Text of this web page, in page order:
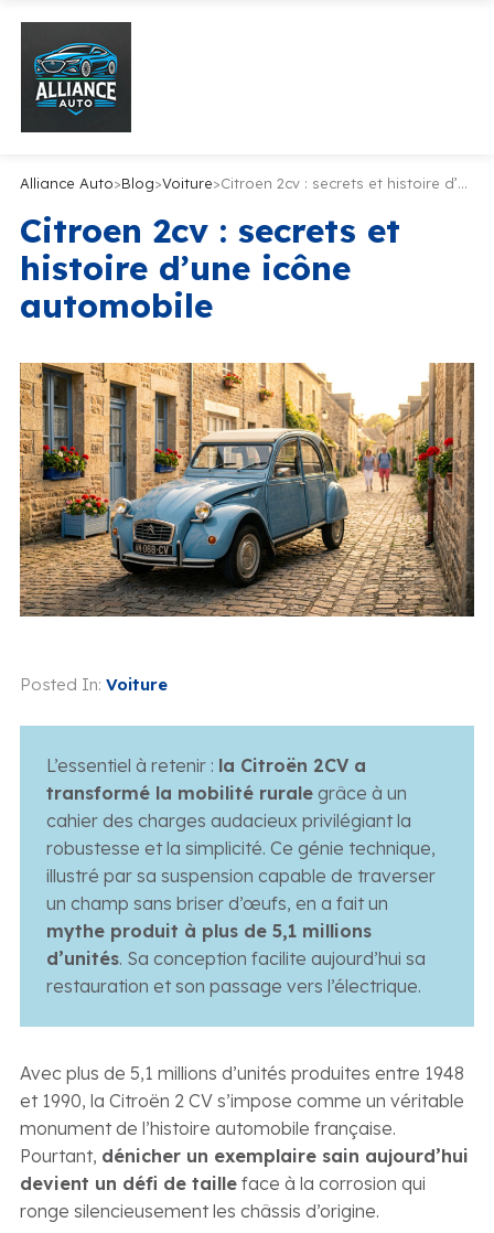
Alliance Auto>Blog>Voiture> Citroen 2cv : secrets et histoire d’une icône automobile
Citroen 2cv : secrets et
histoire d’une icône
automobile
Posted In: Voiture
L’essentiel à retenir : la Citroën 2CV a
transformé la mobilité ruralegrâce à un
cahier des charges audacieux privilégiant la
robustesse et la simplicité. Ce génie technique,
illustré par sa suspension capable de traverser
un champ sans briser d’œufs, en a fait un
mythe produit à plus de 5,1 millions
d’unités. Sa conception facilite aujourd’hui sa
restauration et son passage vers l’électrique.
Avec plus de 5,1 millions d’unités produites entre 1948
et 1990, la Citroën 2 CV s’impose comme un véritable
monument de l’histoire automobile française.
Pourtant, dénicher un exemplaire sain aujourd’hui
devient un défi de tailleface à la corrosion qui
ronge silencieusement les châssis d’origine.